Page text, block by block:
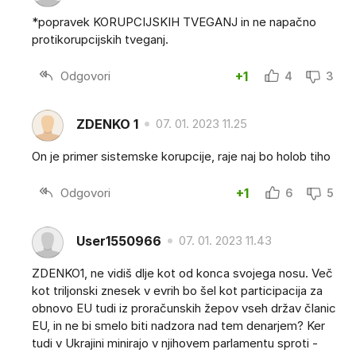
*popravek KORUPCIJSKIH TVEGANJ in ne napačno
protikorupcijskih tveganj.
Odgovori +1 4 3
ZDENKO 1 07. 01. 2023 11.25
On je primer sistemske korupcije, raje naj bo holob tiho
Odgovori +1 6 5
User1550966 07. 01. 2023 11.43
ZDENKO1, ne vidiš dlje kot od konca svojega nosu. Več
kot triljonski znesek v evrih bo šel kot participacija za
obnovo EU tudi iz proračunskih žepov vseh držav članic
EU, in ne bi smelo biti nadzora nad tem denarjem? Ker
tudi v Ukrajini minirajo v njihovem parlamentu sproti -